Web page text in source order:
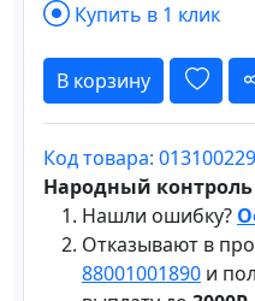
Купить в 1 клик
В корзину
Код товара:
Народный контроль
Нашли ошибку?
Отказывают в
88001001890 и